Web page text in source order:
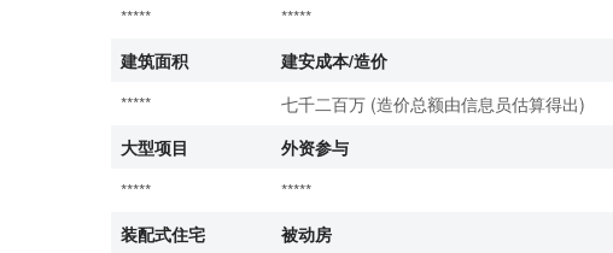
*****
*****
建筑面积
建安成本/造价
*****
七千二百万 (造价总额由信息员估算得出)
大型项目
外资参与
*****
*****
装配式住宅
被动房